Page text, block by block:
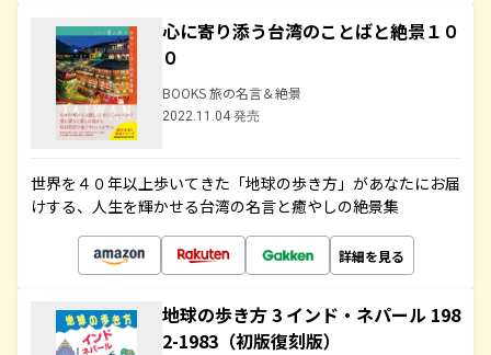
心に寄り添う台湾のことばと絶景１０
０
BOOKS 旅の名言＆絶景
2022.11.04 発売
世界を４０年以上歩いてきた「地球の歩き方」があなたにお届
けする、人生を輝かせる台湾の名言と癒やしの絶景集
詳細を見る
地球の歩き方 3 インド・ネパール 198
2-1983（初版復刻版）